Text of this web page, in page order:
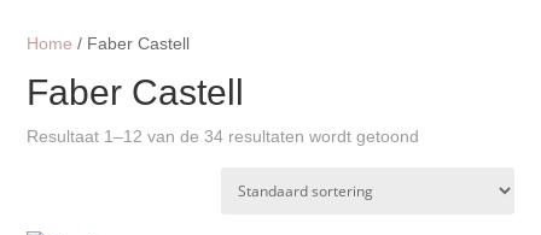
Home / Faber Castell
Faber Castell
Resultaat 1–12 van de 34 resultaten wordt getoond